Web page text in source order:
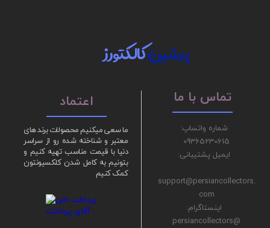
ما سعی میکنیم محصولات برند های
معتبر و شناخته شده رو از سراسر
دنیا با قیمت مناسب تهیه کنیم و
بتونیم به کامل شدن کلکسیونتون
کمک کنیم
پرشینکالکتورز
شماره واتساپ:
09365230615
ایمیل پشتیبانی:
support@persiancollectors.
com
اینستاگرام:
@persiancollectors
تماس با ما اعتماد